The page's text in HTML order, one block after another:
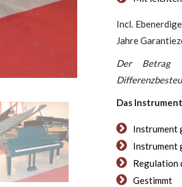
Incl.
Jahre
Der Betrag
Das
Instrument
Instrument
Regulation
Gestimmt